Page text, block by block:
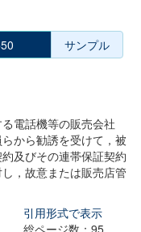
サンプル
電話機等の販売会社
から勧誘を受けて，被
及びその連帯保証契約
，故意または販売店管
引用形式で表示